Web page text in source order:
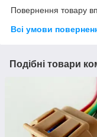
Повернення товару
Всі умови
Подібні товари